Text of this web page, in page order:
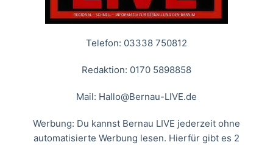
Telefon: 03338 750812
Redaktion: 0170 5898858
Mail: Hallo@Bernau-LIVE.de
Werbung: Du kannst Bernau LIVE jederzeit ohne
automatisierte Werbung lesen. Hierfür gibt es 2